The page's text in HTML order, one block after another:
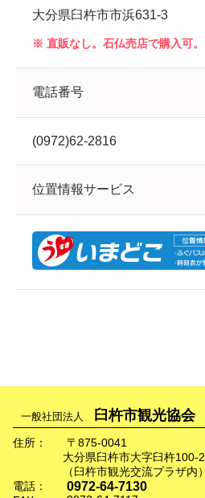
大分県臼杵市市浜631-3
※ 直販なし。石仏売店で購入可。
電話番号
(0972)62-2816
位置情報サービス
一般社団法人 臼杵市観光協会
住所：
〒875-0041
大分県臼杵市大字臼杵100-2
（臼杵市観光交流プラザ内）
電話：
0972-64-7130